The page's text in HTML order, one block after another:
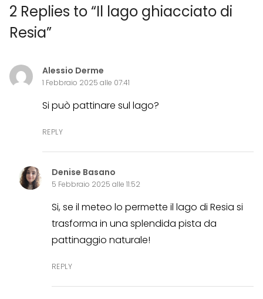
2 Replies to “Il lago ghiacciato di
Resia”
Alessio Derme
1 Febbraio 2025 alle 07:41
Si può pattinare sul lago?
REPLY
Denise Basano
5 Febbraio 2025 alle 11:52
Si, se il meteo lo permette il lago di Resia si
trasforma in una splendida pista da
pattinaggio naturale!
REPLY